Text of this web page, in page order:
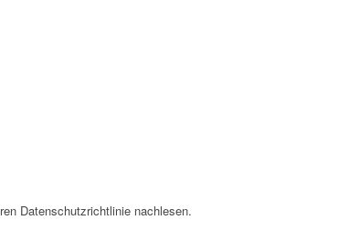
Datenschutzrichtlinie nachlesen.